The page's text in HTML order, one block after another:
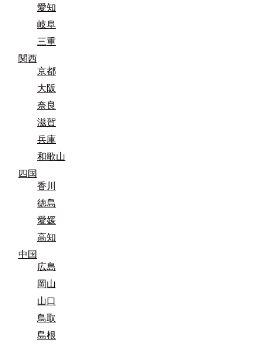
愛知
岐阜
三重
関西
京都
大阪
奈良
滋賀
兵庫
和歌山
四国
香川
徳島
愛媛
高知
中国
広島
岡山
山口
鳥取
島根